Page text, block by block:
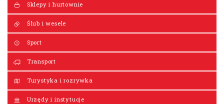
Sklepy i hurtownie
Ślub i wesele
Sport
Transport
Turystyka i rozrywka
Urzędy i instytucje